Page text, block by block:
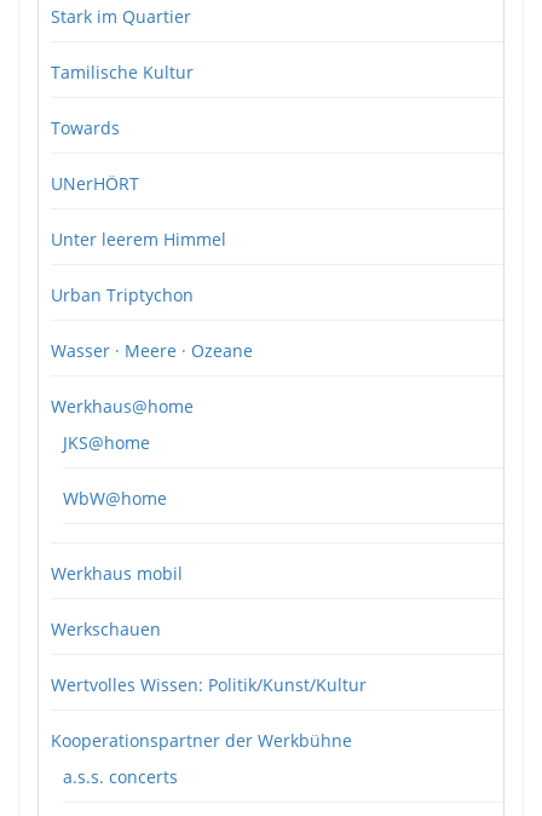
Stark im Quartier
Tamilische Kultur
Towards
UNerHÖRT
Unter leerem Himmel
Urban Triptychon
Wasser · Meere · Ozeane
Werkhaus@home
JKS@home
WbW@home
Werkhaus mobil
Werkschauen
Wertvolles Wissen: Politik/Kunst/Kultur
Kooperationspartner der Werkbühne
a.s.s. concerts